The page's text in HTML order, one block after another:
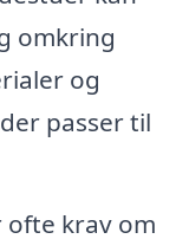
omkring
og
passer til
ofte krav om